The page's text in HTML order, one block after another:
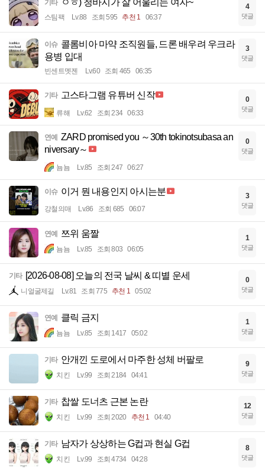
기타
스팀팩 Lv.88 조회 595 추천 1 06:37
4
댓글
이슈 콜롬비아 마약 조직원들, 드론 배우려 우크라
용병 입대
빈센트멧젠 Lv.60 조회 465 06:35
3
댓글
기타 고스타그램 유튜버 신작
류햬 Lv.62 조회 234 06:33
0
댓글
연예 ZARD promised you ～30th tokinotsubasa an
niversary～
뇸뇸 Lv.85 조회 247 06:27
0
댓글
이슈 이거 뭔 내용인지 아시는분
강철의매 Lv.86 조회 685 06:07
3
댓글
연예 쯔위 움짤
뇸뇸 Lv.85 조회 803 06:05
1
댓글
기타 [2026-08-08] 오늘의 전국 날씨 & 띠별 운세
니얼굴제길 Lv.81 조회 775 추천 1 05:02
0
댓글
연예 클릭 금지
뇸뇸 Lv.85 조회 1417 05:02
1
댓글
기타 안개낀 도로에서 마주한 성체 버팔로
치킨 Lv.99 조회 2184 04:41
9
댓글
기타 찹쌀 도너츠 근본 논란
치킨 Lv.99 조회 2020 추천 1 04:40
12
댓글
기타 남자가 상상하는 G컵과 현실 G컵
치킨 Lv.99 조회 4734 04:28
8
댓글